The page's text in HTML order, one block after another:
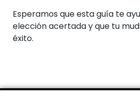
Esperamos que esta guía te
elección acertada y que tu
éxito.